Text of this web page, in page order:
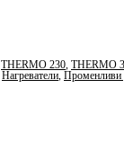
THERMO 230, THERMO
Нагреватели, Променливи